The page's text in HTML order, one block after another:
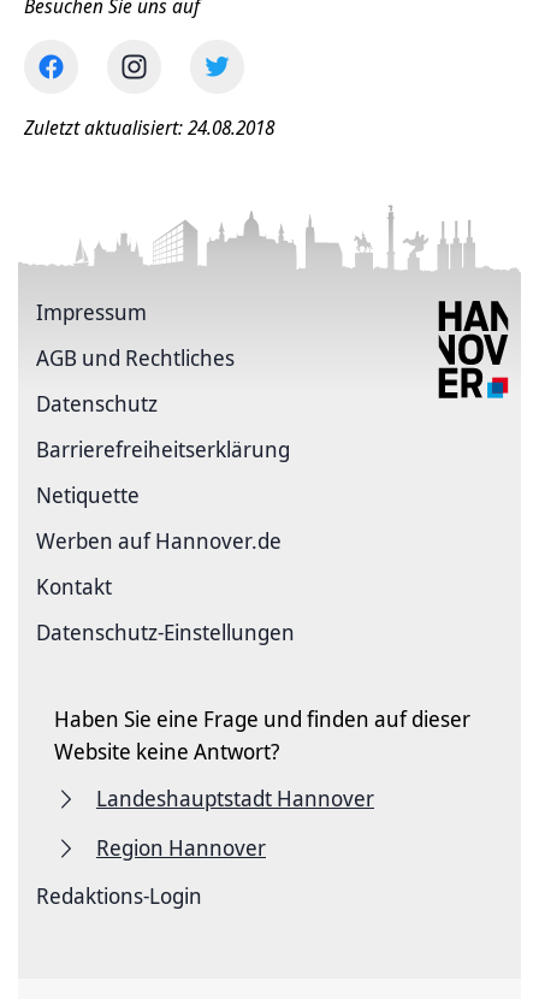
Besuchen Sie uns auf
Zuletzt aktualisiert: 24.08.2018
Impressum
AGB und Rechtliches
Datenschutz
Barriere­freiheits­erklärung
Netiquette
Werben auf Hannover.de
Kontakt
Datenschutz-Einstellungen
Haben Sie eine Frage und finden auf dieser
Website keine Antwort?
Landeshauptstadt Hannover
Region Hannover
Redaktions-Login